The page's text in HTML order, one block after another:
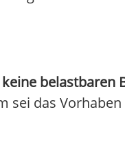
keine belastbaren
sei das